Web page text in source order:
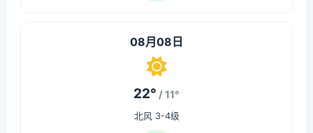
08月08日
22° / 11°
北风 3-4级